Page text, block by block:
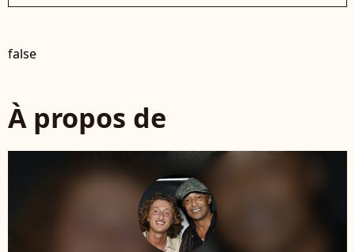
false
À propos de